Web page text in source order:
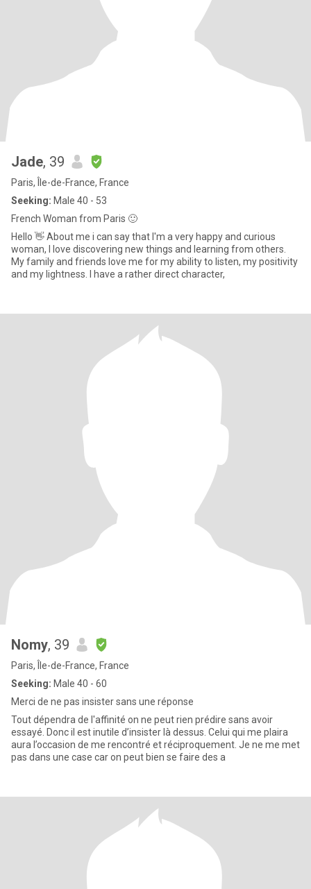
Jade, 39
Paris, Île-de-France, France
Seeking: Male 40 - 53
French Woman from Paris 🙂
Hello 👋 About me i can say that I'm a very happy and curious
woman, I love discovering new things and learning from others.
My family and friends love me for my ability to listen, my positivity
and my lightness. I have a rather direct character,
Nomy, 39
Paris, Île-de-France, France
Seeking: Male 40 - 60
Merci de ne pas insister sans une réponse
Tout dépendra de l'affinité on ne peut rien prédire sans avoir
essayé. Donc il est inutile d’insister là dessus. Celui qui me plaira
aura l’occasion de me rencontré et réciproquement. Je ne me met
pas dans une case car on peut bien se faire des a